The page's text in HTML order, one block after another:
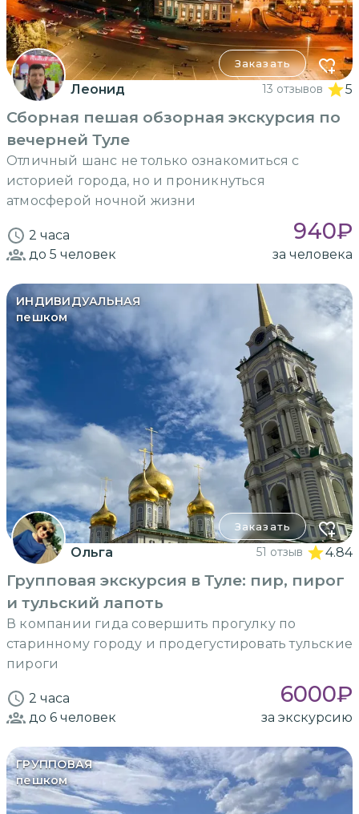
Заказать
Леонид 13 отзывов 5
Сборная пешая обзорная экскурсия по
вечерней Туле
Отличный шанс не только ознакомиться с
историей города, но и проникнуться
атмосферой ночной жизни
2 часа 940₽
до 5 человек за человека
ИНДИВИДУАЛЬНАЯ
пешком
Заказать
Ольга 51 отзыв 4.84
Групповая экскурсия в Туле: пир, пирог
и тульский лапоть
В компании гида совершить прогулку по
старинному городу и продегустировать тульские
пироги
2 часа 6000₽
до 6 человек за экскурсию
ГРУППОВАЯ
пешком